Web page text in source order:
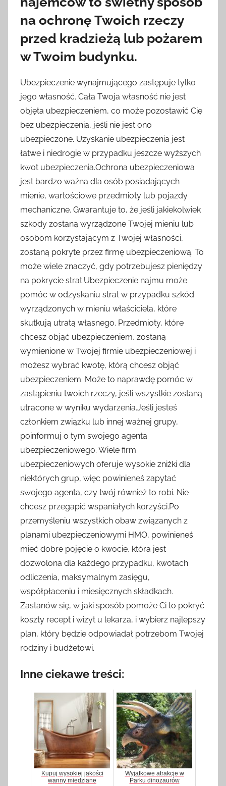
na ochronę Twoich rzeczy
przed kradzieżą lub pożarem
w Twoim budynku.
Ubezpieczenie wynajmującego zastępuje tylko
jego własność. Cała Twoja własność nie jest
objęta ubezpieczeniem, co może pozostawić Cię
bez ubezpieczenia, jeśli nie jest ono
ubezpieczone. Uzyskanie ubezpieczenia jest
łatwe i niedrogie w przypadku jeszcze wyższych
kwot ubezpieczenia.Ochrona ubezpieczeniowa
jest bardzo ważna dla osób posiadających
mienie, wartościowe przedmioty lub pojazdy
mechaniczne. Gwarantuje to, że jeśli jakiekolwiek
szkody zostaną wyrządzone Twojej mieniu lub
osobom korzystającym z Twojej własności,
zostaną pokryte przez firmę ubezpieczeniową. To
może wiele znaczyć, gdy potrzebujesz pieniędzy
na pokrycie strat.Ubezpieczenie najmu może
pomóc w odzyskaniu strat w przypadku szkód
wyrządzonych w mieniu właściciela, które
skutkują utratą własnego. Przedmioty, które
chcesz objąć ubezpieczeniem, zostaną
wymienione w Twojej firmie ubezpieczeniowej i
możesz wybrać kwotę, którą chcesz objąć
ubezpieczeniem. Może to naprawdę pomóc w
zastąpieniu twoich rzeczy, jeśli wszystkie zostaną
utracone w wyniku wydarzenia.Jeśli jesteś
członkiem związku lub innej ważnej grupy,
poinformuj o tym swojego agenta
ubezpieczeniowego. Wiele firm
ubezpieczeniowych oferuje wysokie zniżki dla
niektórych grup, więc powinieneś zapytać
swojego agenta, czy twój również to robi. Nie
chcesz przegapić wspaniałych korzyści.Po
przemyśleniu wszystkich obaw związanych z
planami ubezpieczeniowymi HMO, powinieneś
mieć dobre pojęcie o kwocie, która jest
dozwolona dla każdego przypadku, kwotach
odliczenia, maksymalnym zasięgu,
współpłaceniu i miesięcznych składkach.
Zastanów się, w jaki sposób pomoże Ci to pokryć
koszty recept i wizyt u lekarza, i wybierz najlepszy
plan, który będzie odpowiadał potrzebom Twojej
rodziny i budżetowi.
Inne ciekawe treści:
Kupuj wysokiej jakości
wanny miedziane
Wyjątkowe atrakcje w
Parku dinozaurów